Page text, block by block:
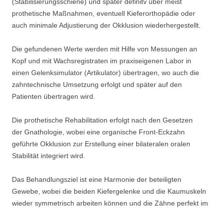
prothetische Maßnahmen, eventuell Kieferorthopädie oder
auch minimale Adjustierung der Okklusion wiederhergestellt.
Die gefundenen Werte werden mit Hilfe von Messungen an
Kopf und mit Wachsregistraten im praxiseigenen Labor in
einen Gelenksimulator (Artikulator) übertragen, wo auch die
zahntechnische Umsetzung erfolgt und später auf den
Patienten übertragen wird.
Die prothetische Rehabilitation erfolgt nach den Gesetzen
der Gnathologie, wobei eine organische Front-Eckzahn
geführte Okklusion zur Erstellung einer bilateralen oralen
Stabilität integriert wird.
Das Behandlungsziel ist eine Harmonie der beteiligten
Gewebe, wobei die beiden Kiefergelenke und die Kaumuskeln
wieder symmetrisch arbeiten können und die Zähne perfekt im